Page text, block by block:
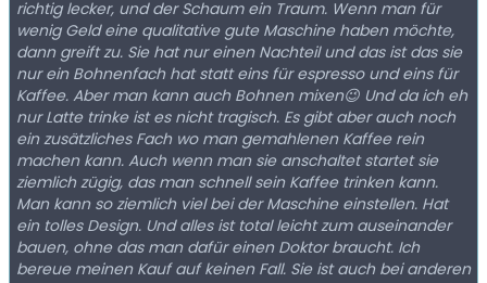
richtig lecker, und der Schaum ein Traum. Wenn man für
wenig Geld eine qualitative gute Maschine haben möchte,
dann greift zu. Sie hat nur einen Nachteil und das ist das sie
nur ein Bohnenfach hat statt eins für espresso und eins für
Kaffee. Aber man kann auch Bohnen mixen😉 Und da ich eh
nur Latte trinke ist es nicht tragisch. Es gibt aber auch noch
ein zusätzliches Fach wo man gemahlenen Kaffee rein
machen kann. Auch wenn man sie anschaltet startet sie
ziemlich zügig, das man schnell sein Kaffee trinken kann.
Man kann so ziemlich viel bei der Maschine einstellen. Hat
ein tolles Design. Und alles ist total leicht zum auseinander
bauen, ohne das man dafür einen Doktor braucht. Ich
bereue meinen Kauf auf keinen Fall. Sie ist auch bei anderen